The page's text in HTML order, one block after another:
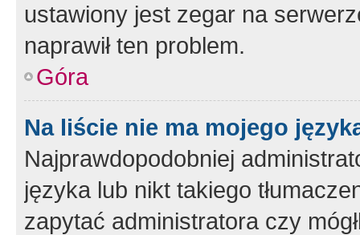
ustawiony jest zegar na
naprawił ten problem.
Góra
Na liście nie ma mojego
Najprawdopodobniej
języka lub nikt takiego
zapytać administratora czy